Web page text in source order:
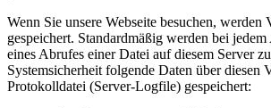
Wenn Sie unsere Webseite besuchen, werden
gespeichert. Standardmäßig werden bei
eines Abrufes einer Datei auf diesem Server
Systemsicherheit folgende Daten über diesen
Protokolldatei (Server-Logfile) gespeichert: